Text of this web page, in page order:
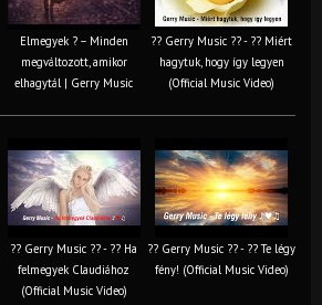
Elmegyek ? – Minden
megváltozott, amikor
elhagytál | Gerry Music
?? Gerry Music ?? - ?? Miért
hagytuk, hogy így legyen
(Official Music Video)
?? Gerry Music ?? - ?? Ha
felmegyek Claudiához
(Official Music Video)
?? Gerry Music ?? - ?? Te légy
fény! (Official Music Video)